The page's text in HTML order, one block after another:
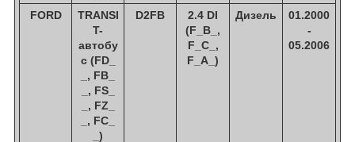
FORD
TRANSI
T-
автобу
с (FD_
_, FB_
_, FS_
_, FZ_
_, FC_
_)
D2FB
2.4 DI
(F_B_,
F_C_,
F_A_)
Дизель
01.2000
-
05.2006